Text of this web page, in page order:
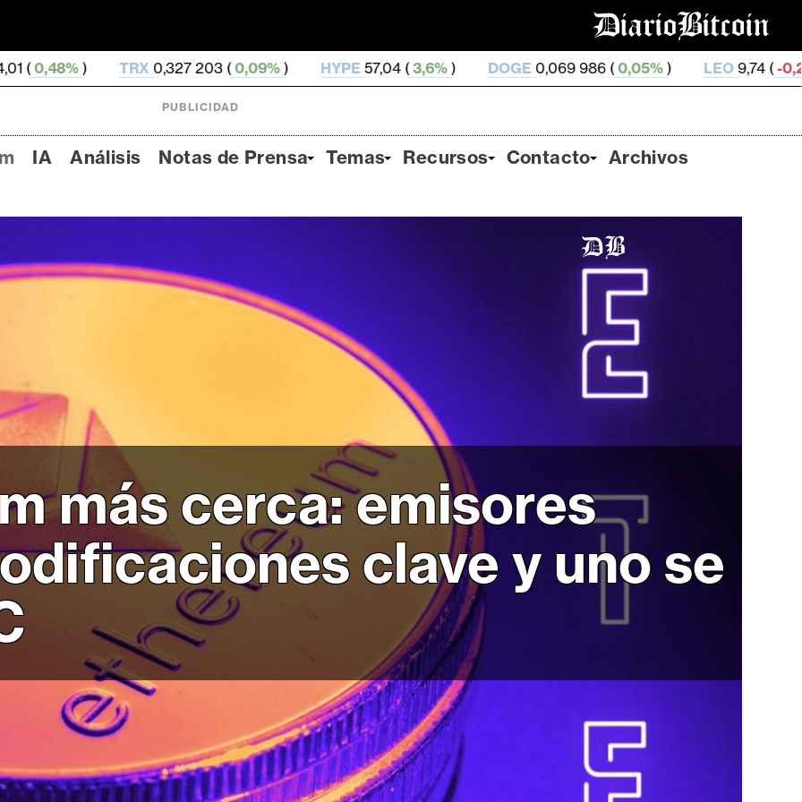
0,327 203 ( 0,09%) HYPE57,04 ( 3,6%) DOGE0,069 986 ( 0,05%) LEO9,74 (-0,21% ) ZEC
PUBLICIDAD
IA Análisis Notas de Prensa Temas Recursos Contacto Archivos
más cerca: emisores
clave y uno se